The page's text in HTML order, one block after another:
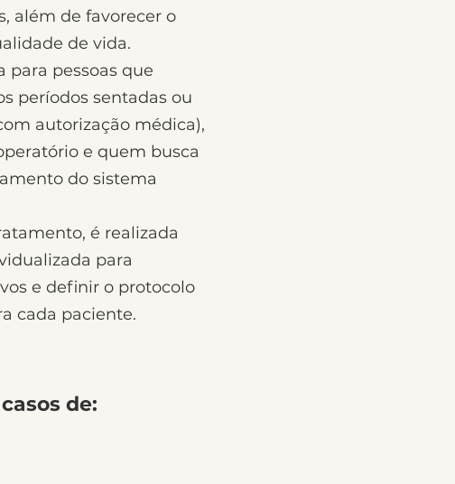
além de favorecer o
de vida.
para pessoas que
períodos sentadas ou
autorização médica),
e quem busca
do sistema
é realizada
para
e definir o protocolo
cada paciente.
de: